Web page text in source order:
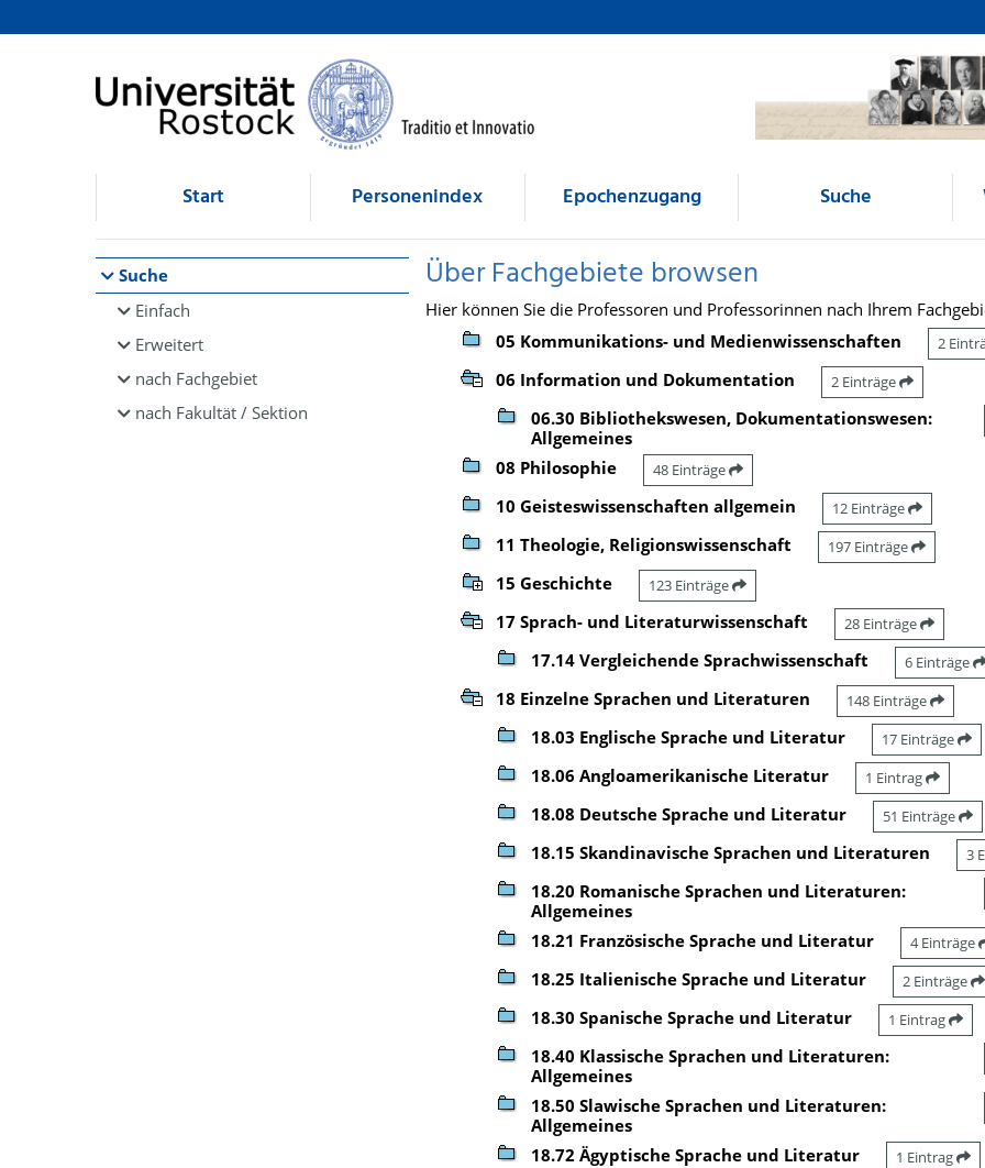
Browsen
direkt zum Inhalt
Start Personenindex Epochenzugang Suche
Suche
Einfach
Erweitert
nach Fachgebiet
nach Fakultät / Sektion
Über Fachgebiete browsen
Hier können Sie die Professoren und Professorinnen nach Ihrem
05 Kommunikations- und Medienwissenschaften
2
06 Information und Dokumentation 2 Einträge
06.30 Bibliothekswesen, Dokumentationswesen:
Allgemeines
08 Philosophie 48 Einträge
10 Geisteswissenschaften allgemein 12 Einträge
11 Theologie, Religionswissenschaft 197 Einträge
15 Geschichte 123 Einträge
17 Sprach- und Literaturwissenschaft 28 Einträge
17.14 Vergleichende Sprachwissenschaft 6 Einträge
18 Einzelne Sprachen und Literaturen 148 Einträge
18.03 Englische Sprache und Literatur 17 Einträge
18.06 Angloamerikanische Literatur 1 Eintrag
18.08 Deutsche Sprache und Literatur 51 Einträge
18.15 Skandinavische Sprachen und Literaturen 3
18.20 Romanische Sprachen und Literaturen:
Allgemeines
18.21 Französische Sprache und Literatur 4 Einträge
18.25 Italienische Sprache und Literatur 2 Einträge
18.30 Spanische Sprache und Literatur 1 Eintrag
18.40 Klassische Sprachen und Literaturen:
Allgemeines
18.50 Slawische Sprachen und Literaturen:
Allgemeines
18.72 Ägyptische Sprache und Literatur 1 Eintrag